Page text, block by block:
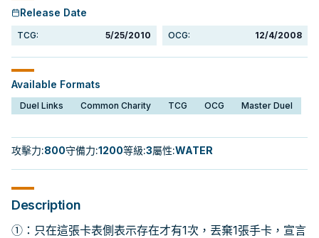
Release Date
TCG: 5/25/2010 OCG: 12/4/2008
Available Formats
Duel Links Common Charity TCG OCG Master Duel
攻擊力:800守備力:1200等級:3屬性:WATER
Description
①：只在這張卡表側表示存在才有1次，丟棄1張手卡，宣言